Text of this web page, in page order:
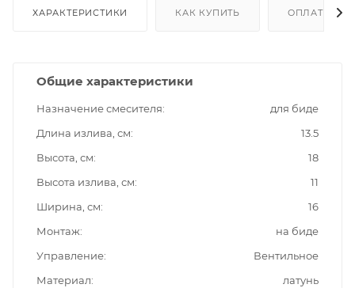
ХАРАКТЕРИСТИКИ КАК КУПИТЬ ОПЛАТА
Общие характеристики
Назначение смесителя
для биде
Длина излива, см
13.5
Высота, см
18
Высота излива, см
11
Ширина, см
16
Монтаж
на биде
Управление
Вентильное
Материал
латунь